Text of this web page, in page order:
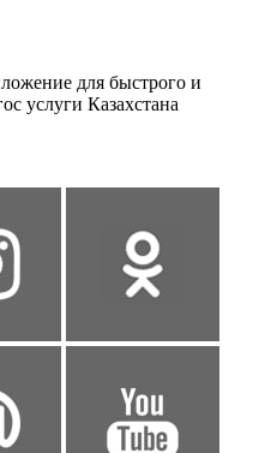
для быстрого и
услуги Казахстана